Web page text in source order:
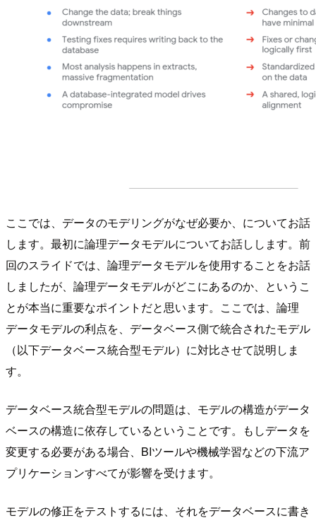
ここでは、データのモデリングがなぜ必要か、についてお話
します。最初に論理データモデルについてお話しします。前
回のスライドでは、論理データモデルを使用することをお話
しましたが、論理データモデルがどこにあるのか、というこ
とが本当に重要なポイントだと思います。ここでは、論理
データモデルの利点を、データベース側で統合されたモデル
（以下データベース統合型モデル）に対比させて説明しま
す。
データベース統合型モデルの問題は、モデルの構造がデータ
ベースの構造に依存しているということです。もしデータを
変更する必要がある場合、BIツールや機械学習などの下流ア
プリケーションすべてが影響を受けます。
モデルの修正をテストするには、それをデータベースに書き